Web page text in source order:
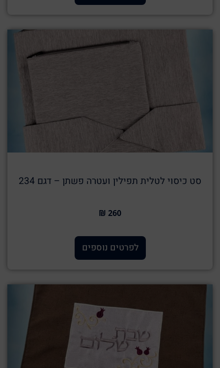
סט כיסוי לטלית תפילין ועטרה פשתן – דגם 234
260 ₪
לפרטים נוספים